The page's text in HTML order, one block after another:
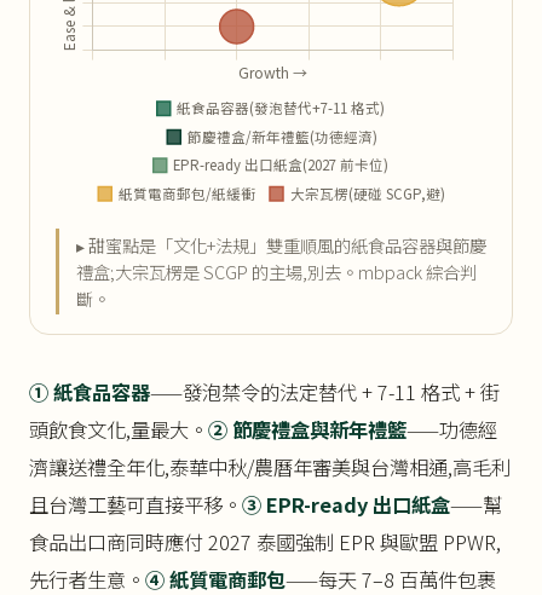
▸ 甜蜜點是「文化+法規」雙重順風的紙食品容器與節慶
禮盒;大宗瓦楞是 SCGP 的主場,別去。mbpack 綜合判
斷。
① 紙食品容器——發泡禁令的法定替代 + 7-11 格式 + 街
頭飲食文化,量最大。 ② 節慶禮盒與新年禮籃——功德經
濟讓送禮全年化,泰華中秋/農曆年審美與台灣相通,高毛利
且台灣工藝可直接平移。 ③ EPR-ready 出口紙盒——幫
食品出口商同時應付 2027 泰國強制 EPR 與歐盟 PPWR,
先行者生意。 ④ 紙質電商郵包——每天 7–8 百萬件包裹